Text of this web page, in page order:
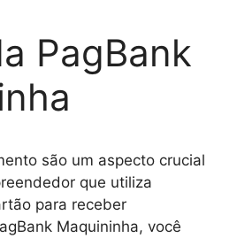
PagBank
são um aspecto crucial
que utiliza
para receber
Maquininha, você